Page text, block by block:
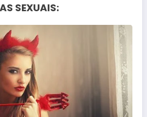
SEXUAIS: